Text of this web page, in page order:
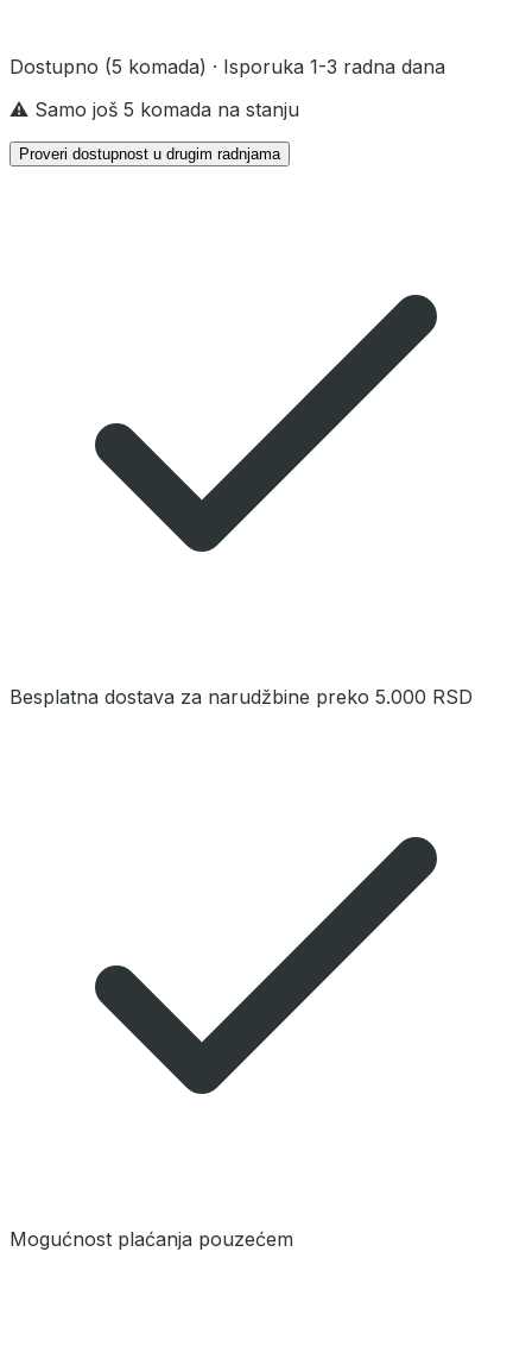
Dostupno (5 komada) · Isporuka 1-3 radna dana
⚠️ Samo još 5 komada na stanju
Proveri dostupnost u drugim radnjama
Besplatna dostava za narudžbine preko 5.000 RSD
Mogućnost plaćanja pouzećem